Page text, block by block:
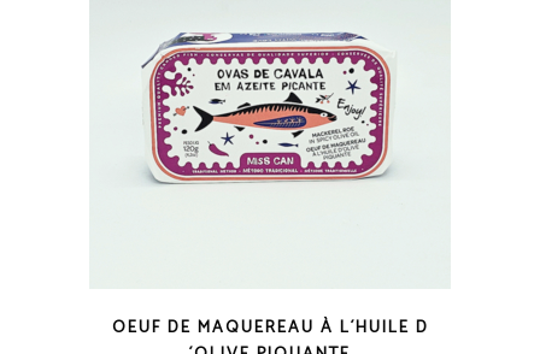
OEUF DE MAQUEREAU À L´HUILE D